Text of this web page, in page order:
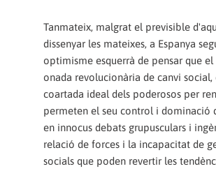
Tanmateix, malgrat el previsible
dissenyar les mateixes, a Espanya
optimisme esquerrà de pensar que
onada revolucionària de canvi
coartada ideal dels poderosos per
permeten el seu control i dominació
en innocus debats grupusculars i
relació de forces i la incapacitat de
socials que poden revertir les